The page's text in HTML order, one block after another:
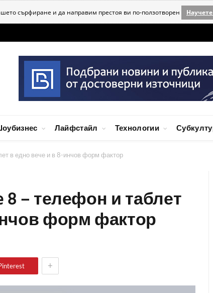
сърфиране и да направим престоя ви по-ползотворен
Лайфстайл Технологии
в едно вече и в 8-инчов форм фактор
8 – телефон и таблет
форм фактор
+